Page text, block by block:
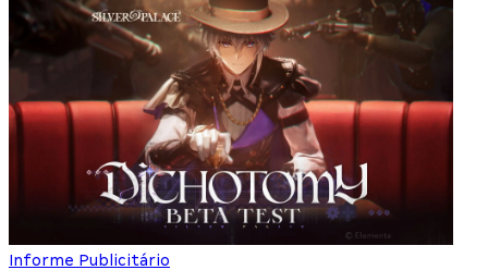
Informe Publicitário